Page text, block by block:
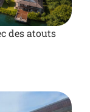
des atouts